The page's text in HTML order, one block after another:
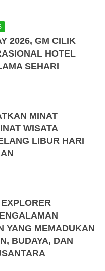
2026, GM CILIK
HOTEL
SEHARI
MINAT
WISATA
LIBUR HARI
YANG MEMADUKAN
BUDAYA, DAN